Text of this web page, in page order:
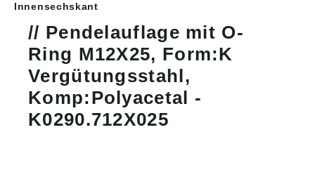
Innensechskant
Pendelauflage mit O-
Ring M12X25, Form:K
Vergütungsstahl,
Komp:Polyacetal -
K0290.712X025